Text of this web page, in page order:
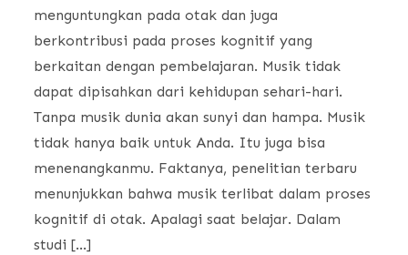
menguntungkan pada otak dan juga
berkontribusi pada proses kognitif yang
berkaitan dengan pembelajaran. Musik tidak
dapat dipisahkan dari kehidupan sehari-hari.
Tanpa musik dunia akan sunyi dan hampa. Musik
tidak hanya baik untuk Anda. Itu juga bisa
menenangkanmu. Faktanya, penelitian terbaru
menunjukkan bahwa musik terlibat dalam proses
kognitif di otak. Apalagi saat belajar. Dalam
studi […]